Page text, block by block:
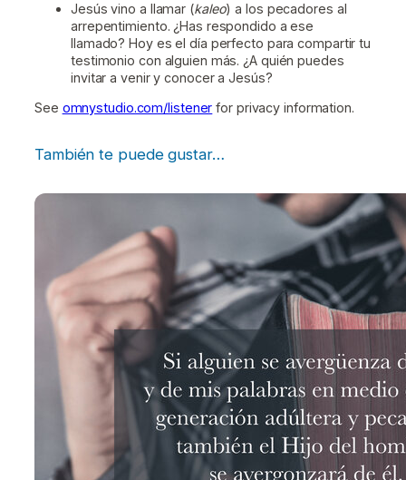
Jesús vino a llamar (kaleo) a los pecadores al
arrepentimiento. ¿Has respondido a ese
llamado? Hoy es el día perfecto para compartir tu
testimonio con alguien más. ¿A quién puedes
invitar a venir y conocer a Jesús?
See omnystudio.com/listener for privacy information.
También te puede gustar…